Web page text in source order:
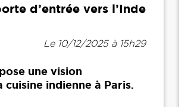
d’entrée vers l’Inde
Le 10/12/2025 à 15h29
une vision
indienne à Paris.